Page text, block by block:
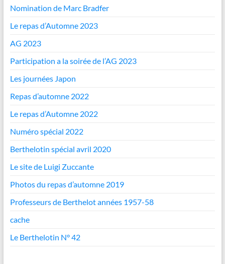
Nomination de Marc Bradfer
Le repas d’Automne 2023
AG 2023
Participation a la soirée de l’AG 2023
Les journées Japon
Repas d’automne 2022
Le repas d’Automne 2022
Numéro spécial 2022
Berthelotin spécial avril 2020
Le site de Luigi Zuccante
Photos du repas d’automne 2019
Professeurs de Berthelot années 1957-58
cache
Le Berthelotin N° 42